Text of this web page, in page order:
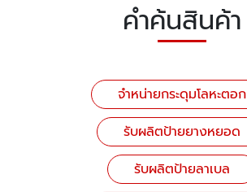
คำค้นสินค้า
จำหน่ายกระดุมโลหะตอก
รับผลิตป้ายยางหยอด
รับผลิตป้ายลาเบล